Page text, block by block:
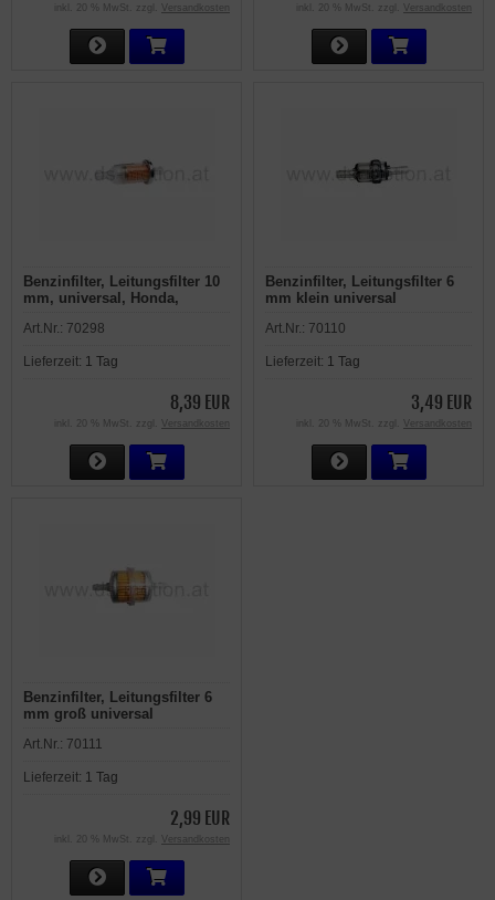
inkl. 20 % MwSt. zzgl. Versandkosten inkl. 20 % MwSt. zzgl. Versandkosten
Benzinfilter, Leitungsfilter 10
mm, universal, Honda,
Art.Nr.: 70298
Lieferzeit: 1 Tag
8,39 EUR
inkl. 20 % MwSt. zzgl. Versandkosten
Benzinfilter, Leitungsfilter 6
mm klein universal
Art.Nr.: 70110
Lieferzeit: 1 Tag
3,49 EUR
inkl. 20 % MwSt. zzgl. Versandkosten
Benzinfilter, Leitungsfilter 6
mm groß universal
Art.Nr.: 70111
Lieferzeit: 1 Tag
2,99 EUR
inkl. 20 % MwSt. zzgl. Versandkosten